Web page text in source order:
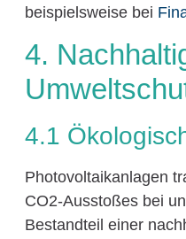
beispielsweise bei
4.
4.1
Photovoltaikanlagen
CO2-Ausstoßes bei
Bestandteil einer